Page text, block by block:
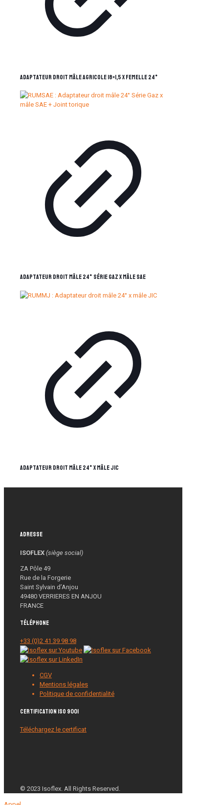
Adaptateur droit mâle Agricole 18×1,5 x femelle 24°
Adaptateur droit mâle 24° Série Gaz x mâle SAE
Adaptateur droit mâle 24° x mâle JIC
Adresse
ISOFLEX (siège social)
ZA Pôle 49
Rue de la Forgerie
Saint Sylvain d’Anjou
49480 VERRIERES EN ANJOU
FRANCE
Téléphone
+33 (0)2 41 39 98 98
CGV
Mentions légales
Politique de confidentialité
Certification ISO 9001
Téléchargez le certificat
© 2023 Isoflex. All Rights Reserved.